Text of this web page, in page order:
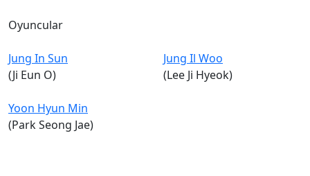
Oyuncular
Jung In Sun
(Ji Eun O)
Jung Il Woo
(Lee Ji Hyeok)
Yoon Hyun Min
(Park Seong Jae)